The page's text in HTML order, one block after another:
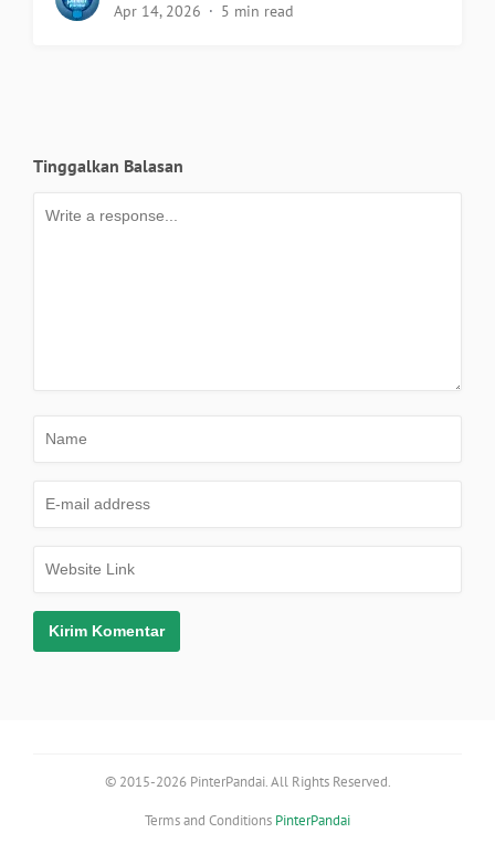
Apr 14, 2026
5 min read
Tinggalkan Balasan
© 2015-2026 PinterPandai. All Rights Reserved.
Terms and Conditions PinterPandai